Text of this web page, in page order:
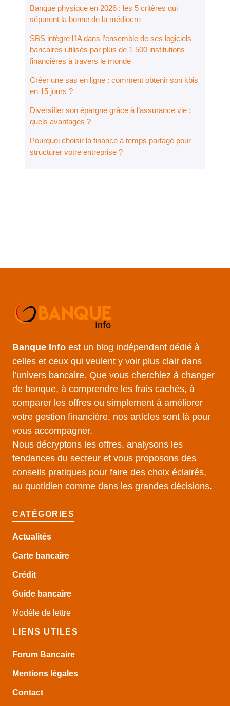
Banque physique en 2026 : les 5 critères qui
séparent la bonne de la médiocre
SBS intègre l’IA dans l’ensemble de ses logiciels
bancaires utilisés par plus de 1 500 institutions
financières à travers le monde
Créer une sas en ligne : comment obtenir son kbis
en 15 jours ?
Diversifier son épargne grâce à l’assurance vie :
quels avantages ?
Pourquoi choisir la finance à temps partagé pour
structurer votre entreprise ?
Banque Info est un blog indépendant dédié à
celles et ceux qui veulent y voir plus clair dans
l’univers bancaire. Que vous cherchiez à changer
de banque, à comprendre les frais cachés, à
comparer les offres ou simplement à améliorer
votre gestion financière, nos articles sont là pour
vous accompagner.
Nous décryptons les offres, analysons les
tendances du secteur et vous proposons des
conseils pratiques pour faire des choix éclairés,
au quotidien comme dans les grandes décisions.
CATÉGORIES
Actualités
Carte bancaire
Crédit
Guide bancaire
Modèle de lettre
LIENS UTILES
Forum Bancaire
Mentions légales
Contact